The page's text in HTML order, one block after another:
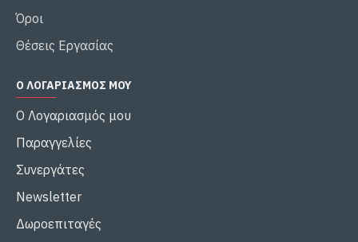
Όροι
Θέσεις Εργασίας
Ο ΛΟΓΑΡΙΑΣΜΌΣ ΜΟΥ
Ο Λογαριασμός μου
Παραγγελίες
Συνεργάτες
Newsletter
Δωροεπιταγές